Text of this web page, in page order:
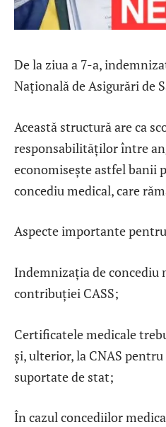
De la ziua a 7-a,
Națională de Asigurări de
Această structură are ca
responsabilităților între
economisește astfel banii
concediu medical, care
Aspecte importante
Indemnizația de concediu
contribuției CASS;
Certificatele medicale
și, ulterior, la CNAS
suportate de stat;
În cazul concediilor